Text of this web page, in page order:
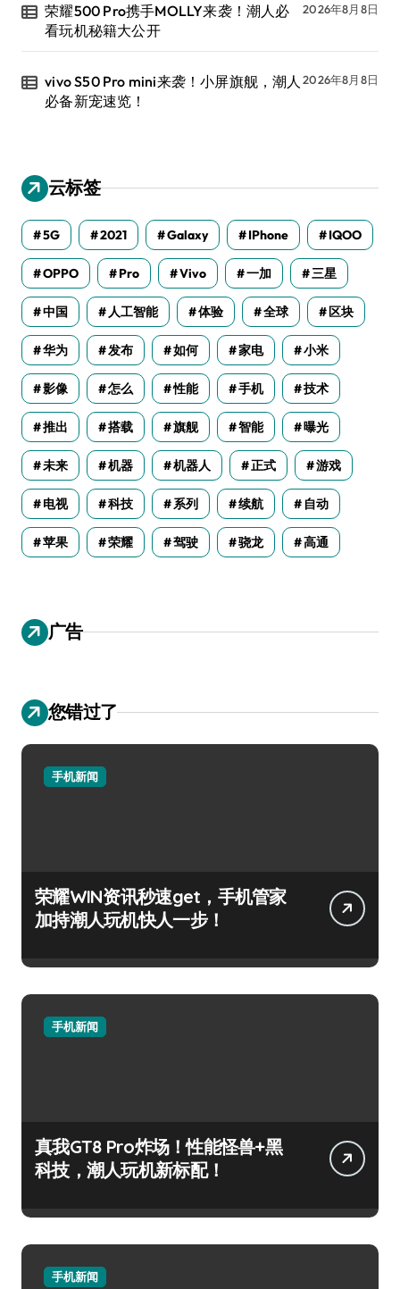
荣耀500 Pro携手MOLLY来袭！潮人必
看玩机秘籍大公开
2026年8月8日
vivo S50 Pro mini来袭！小屏旗舰，潮人
必备新宠速览！
2026年8月8日
云标签
5G 2021 Galaxy IPhone IQOO
OPPO Pro Vivo 一加 三星
中国 人工智能 体验 全球 区块
华为 发布 如何 家电 小米
影像 怎么 性能 手机 技术
推出 搭载 旗舰 智能 曝光
未来 机器 机器人 正式 游戏
电视 科技 系列 续航 自动
苹果 荣耀 驾驶 骁龙 高通
广告
您错过了
手机新闻
荣耀WIN资讯秒速get，手机管家
加持潮人玩机快人一步！
手机新闻
真我GT8 Pro炸场！性能怪兽+黑
科技，潮人玩机新标配！
手机新闻